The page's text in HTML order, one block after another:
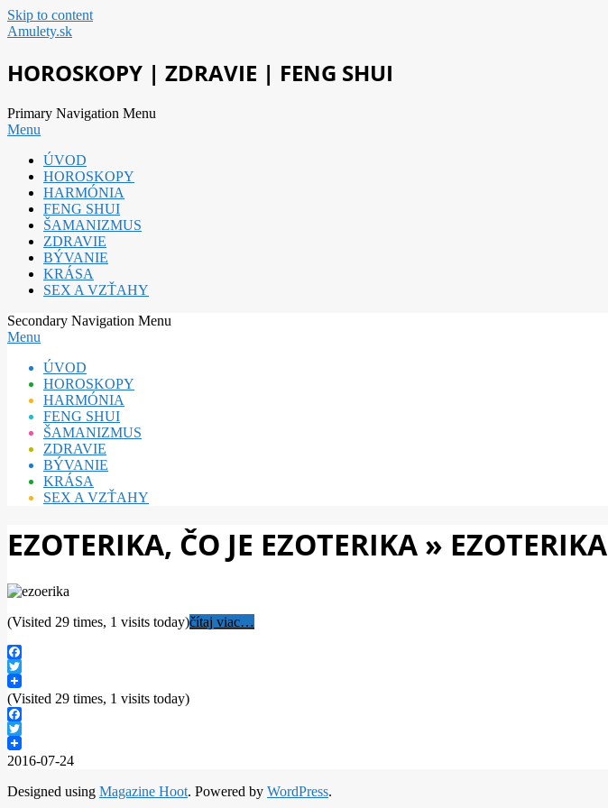
Skip to content
Amulety.sk
HOROSKOPY | ZDRAVIE | FENG SHUI
Primary Navigation Menu
Menu
ÚVOD
HOROSKOPY
HARMÓNIA
FENG SHUI
ŠAMANIZMUS
ZDRAVIE
BÝVANIE
KRÁSA
SEX A VZŤAHY
Secondary Navigation Menu
Menu
ÚVOD
HOROSKOPY
HARMÓNIA
FENG SHUI
ŠAMANIZMUS
ZDRAVIE
BÝVANIE
KRÁSA
SEX A VZŤAHY
EZOTERIKA, ČO JE EZOTERIKA » EZOTERIKA
(Visited 29 times, 1 visits today)čítaj viac…
Facebook
Twitter
(Visited 29 times, 1 visits today)
Facebook
Twitter
2016-07-24
Designed using Magazine Hoot. Powered by WordPress.